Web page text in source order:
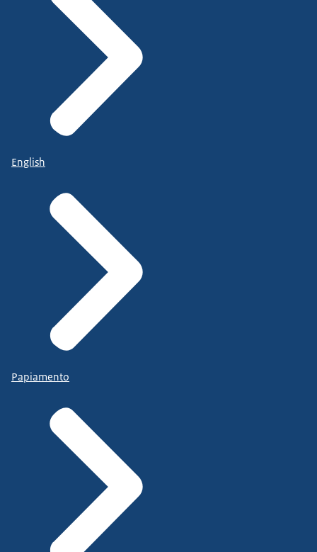
English
Papiamento